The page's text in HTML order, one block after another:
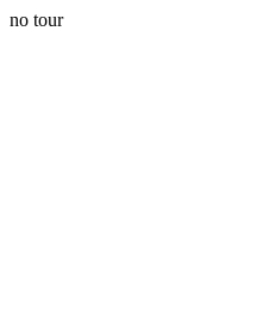
no tour